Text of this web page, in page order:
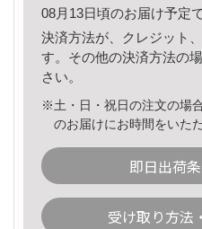
08月13日頃のお届け予定で
決済方法が、クレジット
す。その他の決済方法の
さい。
※土・日・祝日の注文の場
のお届けにお時間をいた
即日出荷
受け取り方法